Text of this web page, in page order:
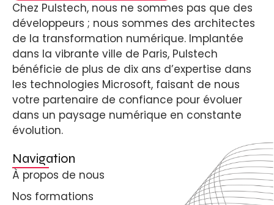
Chez Pulstech, nous ne sommes pas que des
développeurs ; nous sommes des architectes
de la transformation numérique. Implantée
dans la vibrante ville de Paris, Pulstech
bénéficie de plus de dix ans d’expertise dans
les technologies Microsoft, faisant de nous
votre partenaire de confiance pour évoluer
dans un paysage numérique en constante
évolution.
Navigation
À propos de nous
Nos formations